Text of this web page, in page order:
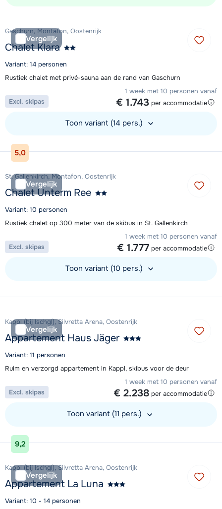
Vergelijk
Gaschurn, Montafon, Oostenrijk
Chalet Klara
Variant: 14 personen
Rustiek chalet met privé-sauna aan de rand van Gaschurn
1 week met 10 personen vanaf
€ 1.743 per accommodatie
Excl. skipas
Toon variant (14 pers.)
Bekijk accommodatie
5,0
Vergelijk
St. Gallenkirch, Montafon, Oostenrijk
Chalet Unterm Ree
Variant: 10 personen
Rustiek chalet op 300 meter van de skibus in St. Gallenkirch
1 week met 10 personen vanaf
€ 1.777 per accommodatie
Excl. skipas
Toon variant (10 pers.)
Vergelijk
Kappl (bij Ischgl), Silvretta Arena, Oostenrijk
Appartement Haus Jäger
Variant: 11 personen
Ruim en verzorgd appartement in Kappl, skibus voor de deur
1 week met 10 personen vanaf
€ 2.238 per accommodatie
Excl. skipas
Toon variant (11 pers.)
Bekijk accommodatie
9,2
Vergelijk
Kappl (bij Ischgl), Silvretta Arena, Oostenrijk
Appartement La Luna
Variant: 10 - 14 personen